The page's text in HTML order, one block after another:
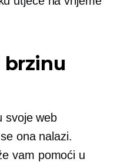
brzinu
svoje web
ona nalazi.
vam pomoći u